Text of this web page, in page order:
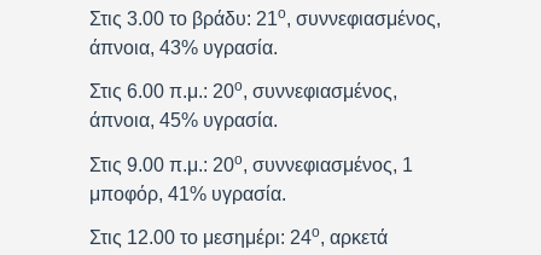
Στις 3.00 το βράδυ: 21ο, συννεφιασμένος,
άπνοια, 43% υγρασία.
Στις 6.00 π.μ.: 20ο, συννεφιασμένος,
άπνοια, 45% υγρασία.
Στις 9.00 π.μ.: 20ο, συννεφιασμένος, 1
μποφόρ, 41% υγρασία.
Στις 12.00 το μεσημέρι: 24ο, αρκετά